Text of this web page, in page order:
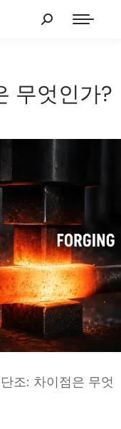
무엇인가?
조: 차이점은 무엇